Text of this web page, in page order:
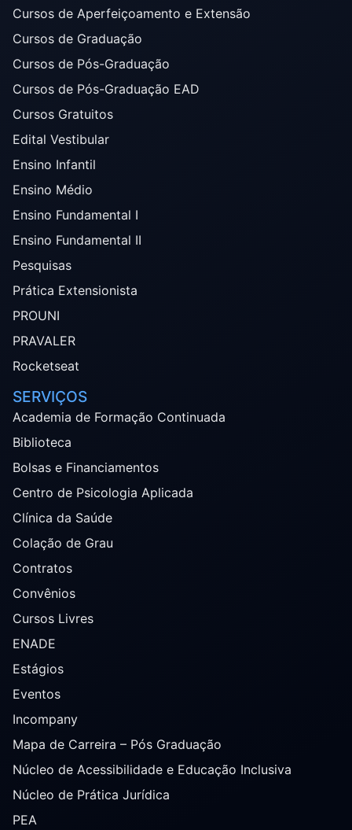
Cursos de Aperfeiçoamento e Extensão
Cursos de Graduação
Cursos de Pós-Graduação
Cursos de Pós-Graduação EAD
Cursos Gratuitos
Edital Vestibular
Ensino Infantil
Ensino Médio
Ensino Fundamental I
Ensino Fundamental II
Pesquisas
Prática Extensionista
PROUNI
PRAVALER
Rocketseat
SERVIÇOS
Academia de Formação Continuada
Biblioteca
Bolsas e Financiamentos
Centro de Psicologia Aplicada
Clínica da Saúde
Colação de Grau
Contratos
Convênios
Cursos Livres
ENADE
Estágios
Eventos
Incompany
Mapa de Carreira – Pós Graduação
Núcleo de Acessibilidade e Educação Inclusiva
Núcleo de Prática Jurídica
PEA